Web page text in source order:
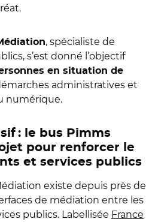
, spécialiste de
s’est donné l’objectif
en situation de
administratives et
numérique.
: le bus Pimms
pour renforcer le
et services publics
existe depuis près de
de médiation entre les
publics. Labellisée France